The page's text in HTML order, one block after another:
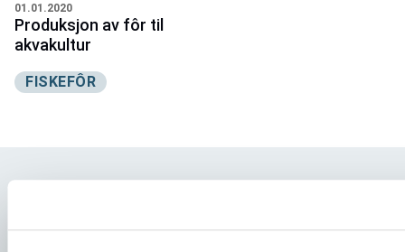
01.01.2020
Produksjon av fôr til
akvakultur
FISKEFÔR